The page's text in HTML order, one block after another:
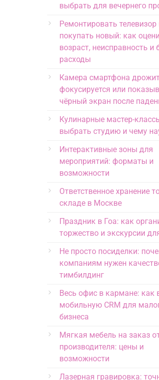
выбрать для вечернего
Ремонтировать телевизор
покупать новый: как
возраст, неисправность и
расходы
Камера смартфона
фокусируется или
чёрный экран после
Кулинарные мастер-
выбрать студию и чему
Интерактивные зоны для
мероприятий: форматы и
возможности
Ответственное хранение
складе в Москве
Праздник в Гоа: как
торжество и экскурсии
Не просто посиделки:
компаниям нужен
тимбилдинг
Весь офис в кармане: как
мобильную CRM для
бизнеса
Мягкая мебель на заказ
производителя: цены и
возможности
Лазерная гравировка: